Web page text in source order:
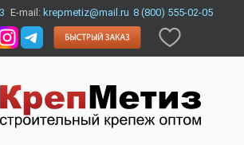
E-mail: krepmetiz@mail.ru 8 (800) 555-02-05